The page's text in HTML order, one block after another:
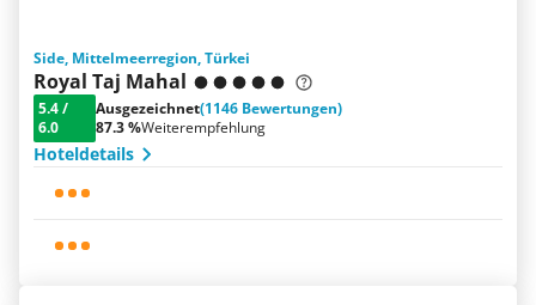
Side, Mittelmeerregion, Türkei
Royal Taj Mahal
5.4/
6.0
Ausgezeichnet(1146 Bewertungen)
87.3 %Weiterempfehlung
Hoteldetails